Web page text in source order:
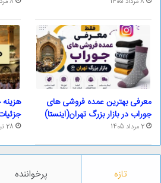
معرفی بهترین عمده فروشی های
جوراب در بازار بزرگ تهران(اینستا)
2 مرداد 1405 28 تیر 1405
تازه پرخواننده